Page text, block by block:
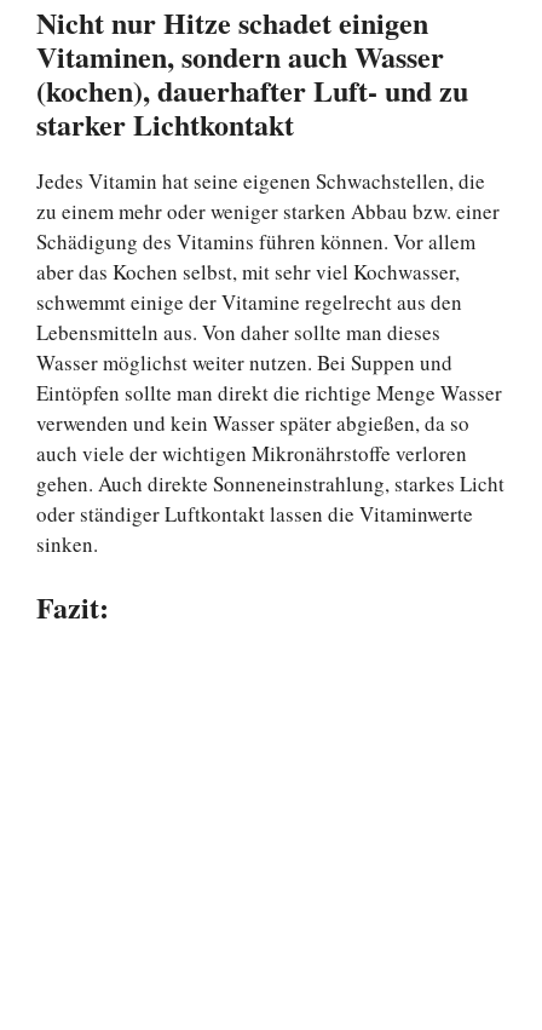
Nicht nur Hitze schadet einigen
Vitaminen, sondern auch Wasser
(kochen), dauerhafter Luft- und zu
starker Lichtkontakt
Jedes Vitamin hat seine eigenen Schwachstellen, die
zu einem mehr oder weniger starken Abbau bzw. einer
Schädigung des Vitamins führen können. Vor allem
aber das Kochen selbst, mit sehr viel Kochwasser,
schwemmt einige der Vitamine regelrecht aus den
Lebensmitteln aus. Von daher sollte man dieses
Wasser möglichst weiter nutzen. Bei Suppen und
Eintöpfen sollte man direkt die richtige Menge Wasser
verwenden und kein Wasser später abgießen, da so
auch viele der wichtigen Mikronährstoffe verloren
gehen. Auch direkte Sonneneinstrahlung, starkes Licht
oder ständiger Luftkontakt lassen die Vitaminwerte
sinken.
Fazit: